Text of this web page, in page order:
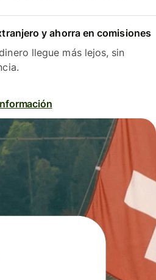
y ahorra en comisiones
llegue más lejos, sin